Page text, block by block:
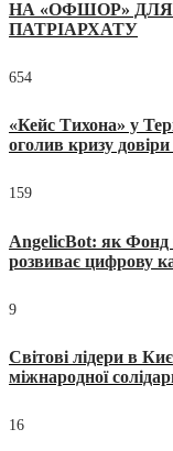
НА «ОФШОР» ДЛЯ
ПАТРІАРХАТУ
654
«Кейс Тихона» у
оголив кризу
159
AngelicBot: як Фонд
розвиває цифрову
9
Світові лідери в
міжнародної
16